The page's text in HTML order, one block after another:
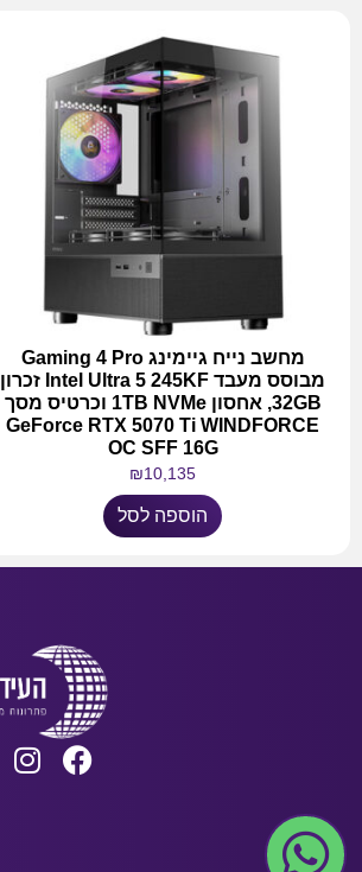
מחשב נייח גיימינג Gaming 4 Pro
מבוסס מעבד Intel Ultra 5 245KF זכרון
32GB, אחסון 1TB NVMe וכרטיס מסך
GeForce RTX 5070 Ti WINDFORCE
OC SFF 16G
₪10,135
הוספה לסל